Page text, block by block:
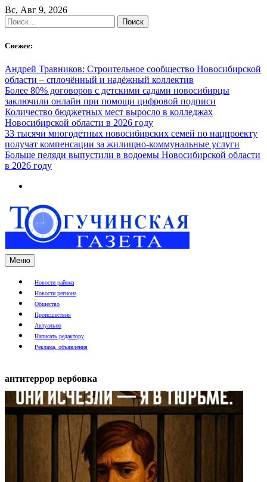
Skip
to
content
Вс, Авг 9, 2026
Найти:
Свежее:
Андрей Травников: Строительное сообщество Новосибирской
области – сплочённый и надёжный коллектив
Более 80% договоров с детскими садами новосибирцы
заключили онлайн при помощи цифровой подписи
Количество бюджетных мест выросло в колледжах
Новосибирской области в 2026 году
33 тысячи многодетных новосибирских семей по нацпроекту
получат компенсации за жилищно-коммунальные услуги
Больше пеляди выпустили в водоемы Новосибирской области
в 2026 году
Меню
Новости района
Новости региона
Общество
Происшествия
Актуально
Написать редактору
Реклама, объявления
антитеррор вербовка